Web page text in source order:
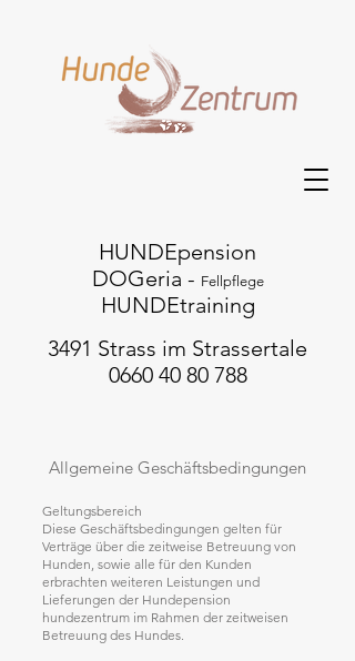
HUNDEpension
DOGeria - Fellpflege
HUNDEtraining
3491 Strass im Strassertale
0660 40 80 788
Allgemeine Geschäftsbedingungen
Geltungsbereich
Diese Geschäftsbedingungen gelten für
Verträge über die zeitweise Betreuung von
Hunden, sowie alle für den Kunden
erbrachten weiteren Leistungen und
Lieferungen der Hundepension
hundezentrum im Rahmen der zeitweisen
Betreuung des Hundes.